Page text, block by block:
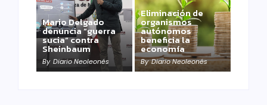
Mario Delgado
denuncia “guerra
sucia” contra
Sheinbaum
By Diario Neoleonés
Eliminación de
organismos
autónomos
beneficia la
economía
By Diario Neoleonés